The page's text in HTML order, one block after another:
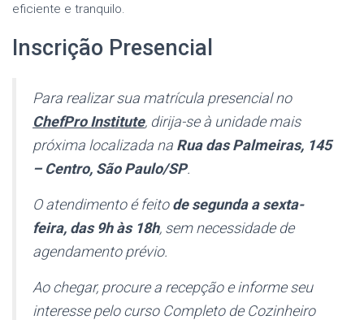
eficiente e tranquilo.
Inscrição Presencial
Para realizar sua matrícula presencial no
ChefPro Institute, dirija-se à unidade mais
próxima localizada na Rua das Palmeiras, 145
– Centro, São Paulo/SP.
O atendimento é feitode segunda a sexta-
feira, das 9h às 18h, sem necessidade de
agendamento prévio.
Ao chegar, procure a recepção e informe seu
interesse pelo curso Completo de Cozinheiro